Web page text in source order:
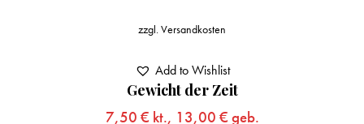
Gewicht der Zeit
7,50 € kt., 13,00 € geb.
zzgl.Versandkosten
Add to Wishlist